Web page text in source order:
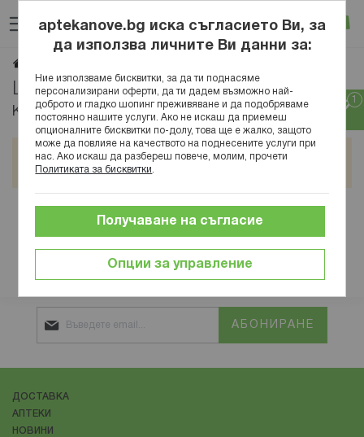
към
съдържанието
Вход
Цинк, селен и витамин Д:
комбинирани добавки
Не можем да намерим продукти, отговарящи на
селекцията.
Защитени плащания
АБОНИРАНЕ
ДОСТАВКА
АПТЕКИ
НОВИНИ
aptekanove.bg иска съгласието Ви, за
да използва личните Ви данни за:
Ние използваме бисквитки, за да ти поднасяме
персонализирани оферти, да ти дадем възможно най-
доброто и гладко шопинг преживяване и да подобряваме
постоянно нашите услуги. Ако не искаш да приемеш
опционалните бисквитки по-долу, това ще е жалко, защото
може да повлияе на качеството на поднесените услуги при
нас. Ако искаш да разбереш повече, молим, прочети
Политиката за бисквитки
Опции за управление
Получаване на съгласие